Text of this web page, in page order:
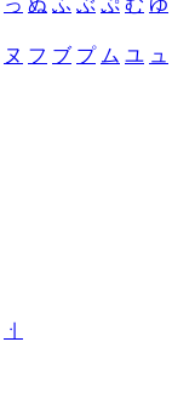
っ ぬ ふ ぶ ぷ む ゆ
ヌ フ ブ プ ム ユ ュ
ㆎ